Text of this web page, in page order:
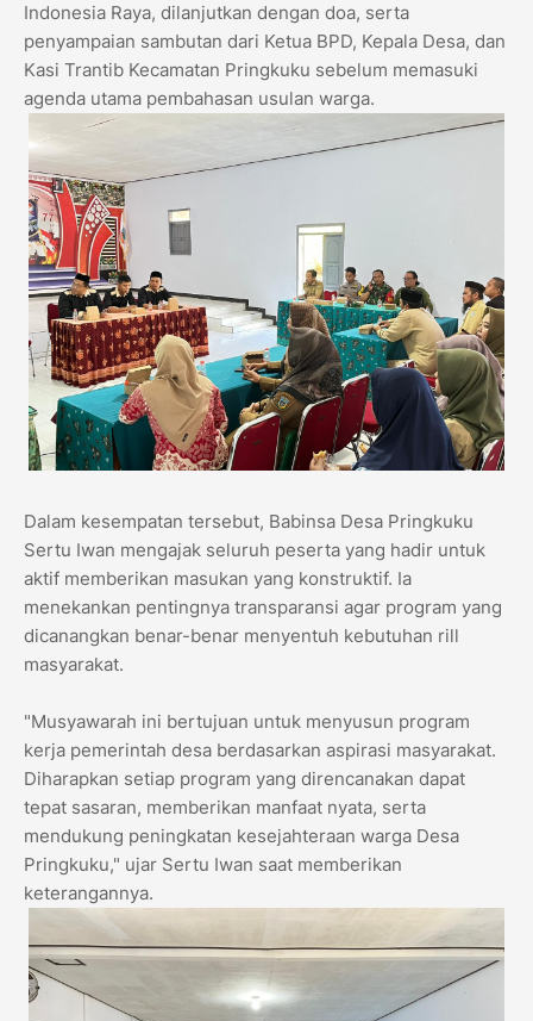
Indonesia Raya, dilanjutkan dengan doa, serta
penyampaian sambutan dari Ketua BPD, Kepala Desa, dan
Kasi Trantib Kecamatan Pringkuku sebelum memasuki
agenda utama pembahasan usulan warga.
​Dalam kesempatan tersebut, Babinsa Desa Pringkuku
Sertu Iwan mengajak seluruh peserta yang hadir untuk
aktif memberikan masukan yang konstruktif. Ia
menekankan pentingnya transparansi agar program yang
dicanangkan benar-benar menyentuh kebutuhan rill
masyarakat.
​"Musyawarah ini bertujuan untuk menyusun program
kerja pemerintah desa berdasarkan aspirasi masyarakat.
Diharapkan setiap program yang direncanakan dapat
tepat sasaran, memberikan manfaat nyata, serta
mendukung peningkatan kesejahteraan warga Desa
Pringkuku," ujar Sertu Iwan saat memberikan
keterangannya.